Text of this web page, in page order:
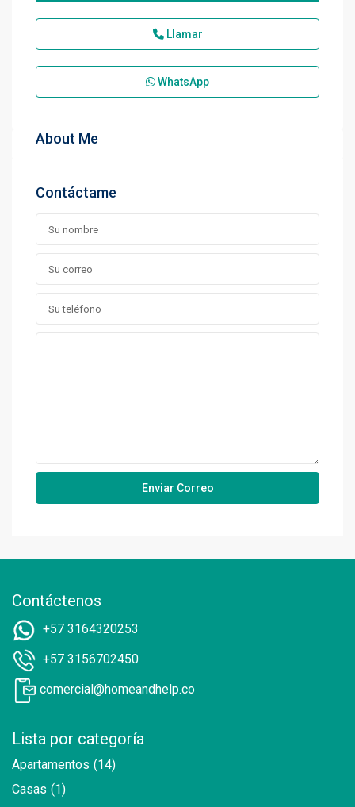
Llamar
WhatsApp
About Me
Contáctame
Contáctenos
+57 3164320253
+57 3156702450
comercial@homeandhelp.co
Lista por categoría
Apartamentos (14)
Casas (1)